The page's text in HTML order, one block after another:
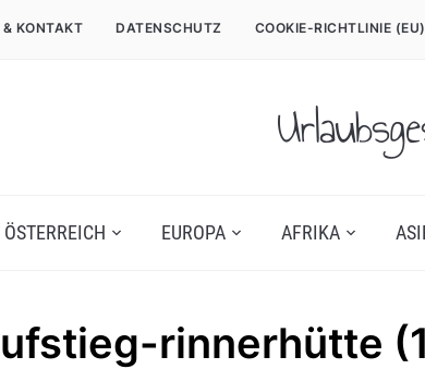
KONTAKT DATENSCHUTZ COOKIE-RICHTLINIE (EU)
ÖSTERREICH EUROPA AFRIKA
rinnerhütte